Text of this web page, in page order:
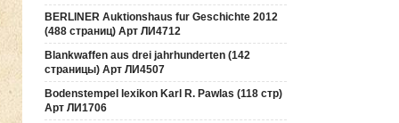
BERLINER Auktionshaus fur Geschichte 2012
(488 страниц) Арт ЛИ4712
Blankwaffen aus drei jahrhunderten (142
страницы) Арт ЛИ4507
Bodenstempel lexikon Karl R. Pawlas (118 cтр)
Арт ЛИ1706